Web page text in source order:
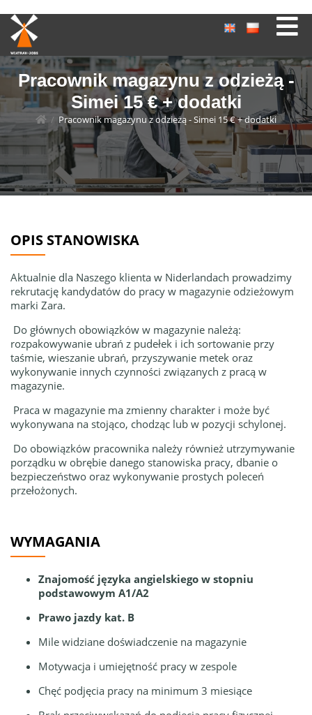
Pracownik magazynu z odzieżą -
Simei 15 € + dodatki
/ Pracownik magazynu z odzieżą - Simei 15 € + dodatki
OPIS STANOWISKA
Aktualnie dla Naszego klienta w Niderlandach prowadzimy
rekrutację kandydatów do pracy w magazynie odzieżowym
marki Zara.
Do głównych obowiązków w magazynie należą:
rozpakowywanie ubrań z pudełek i ich sortowanie przy
taśmie, wieszanie ubrań, przyszywanie metek oraz
wykonywanie innych czynności związanych z pracą w
magazynie.
Praca w magazynie ma zmienny charakter i może być
wykonywana na stojąco, chodząc lub w pozycji schylonej.
Do obowiązków pracownika należy również utrzymywanie
porządku w obrębie danego stanowiska pracy, dbanie o
bezpieczeństwo oraz wykonywanie prostych poleceń
przełożonych.
WYMAGANIA
Znajomość języka angielskiego w stopniu
podstawowym A1/A2
Prawo jazdy kat. B
Mile widziane doświadczenie na magazynie
Motywacja i umiejętność pracy w zespole
Chęć podjęcia pracy na minimum 3 miesiące